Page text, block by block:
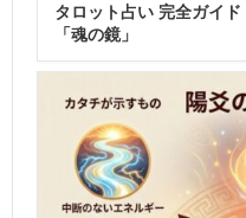
タロット占い 完全ガイ
「魂の鏡」